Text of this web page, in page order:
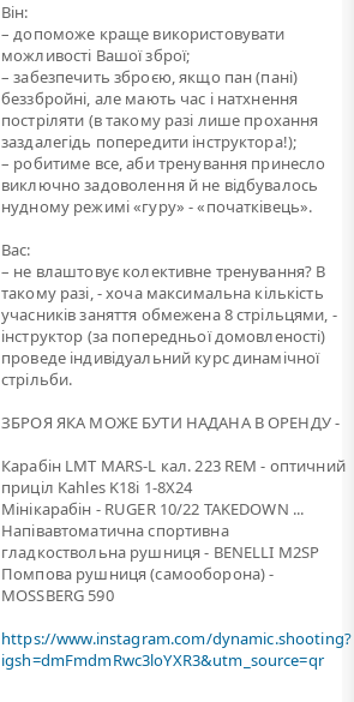
Він:
– допоможе краще використовувати
можливості Вашої зброї;
– забезпечить зброєю, якщо пан (пані)
беззбройні, але мають час і натхнення
постріляти (в такому разі лише прохання
заздалегідь попередити інструктора!);
– робитиме все, аби тренування принесло
виключно задоволення й не відбувалось
нудному режимі «гуру» - «початківець».
Вас:
– не влаштовує колективне тренування? В
такому разі, - хоча максимальна кількість
учасників заняття обмежена 8 стрільцями, -
інструктор (за попередньої домовленості)
проведе індивідуальний курс динамічної
стрільби.
ЗБРОЯ ЯКА МОЖЕ БУТИ НАДАНА В ОРЕНДУ -
Карабін LMT MARS-L кал. 223 REM - оптичний
приціл Kahles K18i 1-8X24
Мінікарабін - RUGER 10/22 TAKEDOWN ...
Напівавтоматична спортивна
гладкоствольна рушниця - BENELLI M2SP
Помпова рушниця (самооборона) -
MOSSBERG 590
https://www.instagram.com/dynamic.shooting?
igsh=dmFmdmRwc3loYXR3&utm_source=qr